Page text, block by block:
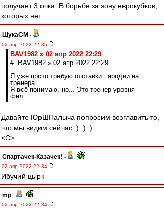
получает 3 очка. В борьбе за зону еврокубков,
которых нет.
ЩукаСМ -
02 апр 2022 22:35
BAV1982 » 02 апр 2022 22:29
# BAV1982 » 02 апр 2022 22:29
Я уже прсто требую отставки пародии на
тренера.
Я всё понимаю, но... Это тренер уровня
фнл...
Давайте ЮрШПалыча попросим возглавить то,
что мы видим сейчас :) :) :)
<C>
Спартачек-Казачек! -
02 апр 2022 22:34
Ибучий цырк
mp -
02 апр 2022 22:34